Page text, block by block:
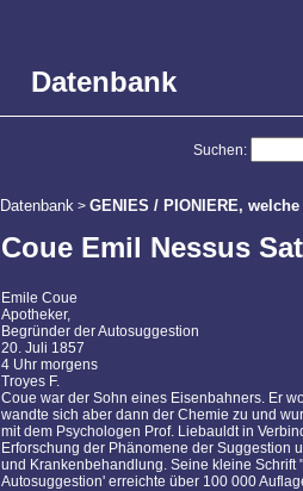
Datenbank
Suchen:
Datenbank > GENIES / PIONIERE,
Coue Emil Nessus
Emile Coue
Apotheker,
Begründer der Autosuggestion
20. Juli 1857
4 Uhr morgens
Troyes F.
Coue war der Sohn eines Eisenbahners. Er
wandte sich aber dann der Chemie zu und
mit dem Psychologen Prof. Liebauldt in
Erforschung der Phänomene der Suggestion
und Krankenbehandlung. Seine kleine
Autosuggestion' erreichte über 100 000